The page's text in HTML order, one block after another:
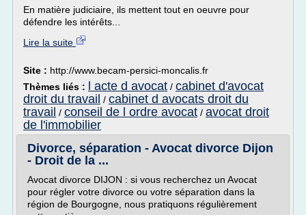
En matière judiciaire, ils mettent tout en oeuvre pour
défendre les intérêts...
Lire la suite
Site : http://www.becam-persici-moncalis.fr
Thèmes liés :
l acte d avocat / cabinet d'avocat
droit du travail / cabinet d avocats droit du
travail / conseil de l ordre avocat / avocat droit
de l'immobilier
Divorce, séparation - Avocat divorce Dijon
- Droit de la ...
Avocat divorce DIJON : si vous recherchez un Avocat
pour régler votre divorce ou votre séparation dans la
région de Bourgogne, nous pratiquons régulièrement